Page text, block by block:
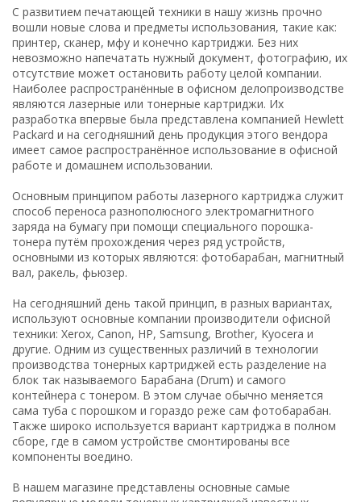
С развитием печатающей техники в нашу жизнь прочно
вошли новые слова и предметы использования, такие как:
принтер, сканер, мфу и конечно картриджи. Без них
невозможно напечатать нужный документ, фотографию, их
отсутствие может остановить работу целой компании.
Наиболее распространённые в офисном делопроизводстве
являются лазерные или тонерные картриджи. Их
разработка впервые была представлена компанией Hewlett
Packard и на сегодняшний день продукция этого вендора
имеет самое распространённое использование в офисной
работе и домашнем использовании.
Основным принципом работы лазерного картриджа служит
способ переноса разнополюсного электромагнитного
заряда на бумагу при помощи специального порошка-
тонера путём прохождения через ряд устройств,
основными из которых являются: фотобарабан, магнитный
вал, ракель, фьюзер.
На сегодняшний день такой принцип, в разных вариантах,
используют основные компании производители офисной
техники: Xerox, Canon, HP, Samsung, Brother, Kyocera и
другие. Одним из существенных различий в технологии
производства тонерных картриджей есть разделение на
блок так называемого Барабана (Drum) и самого
контейнера с тонером. В этом случае обычно меняется
сама туба с порошком и гораздо реже сам фотобарабан.
Также широко используется вариант картриджа в полном
сборе, где в самом устройстве смонтированы все
компоненты воедино.
В нашем магазине представлены основные самые